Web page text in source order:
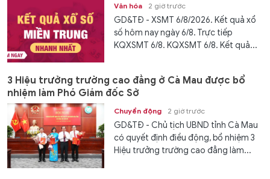
Văn hóa 2 giờ trước
GD&TĐ - XSMT 6/8/2026. Kết quả xổ
số hôm nay ngày 6/8. Trực tiếp
KQXSMT 6/8. KQXSMT 6/8. Kết quả...
3 Hiệu trưởng trường cao đẳng ở Cà Mau được bổ
nhiệm làm Phó Giám đốc Sở
Chuyển động 2 giờ trước
GD&TĐ - Chủ tịch UBND tỉnh Cà Mau
có quyết định điều động, bổ nhiệm 3
Hiệu trưởng trường cao đẳng làm...